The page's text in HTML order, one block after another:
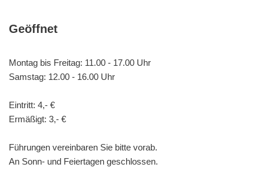
Geöffnet
Montag bis Freitag: 11.00 - 17.00 Uhr
Samstag: 12.00 - 16.00 Uhr
Eintritt: 4,- €
Ermäßigt: 3,- €
Führungen vereinbaren Sie bitte vorab.
An Sonn- und Feiertagen geschlossen.